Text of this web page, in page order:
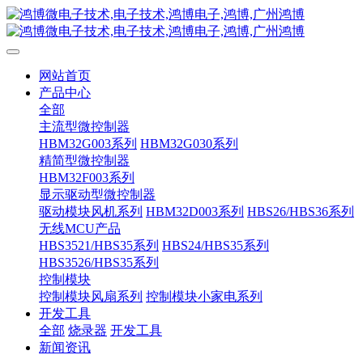
网站首页
产品中心
全部
主流型微控制器
HBM32G003系列 HBM32G030系列
精简型微控制器
HBM32F003系列
显示驱动型微控制器
驱动模块风机系列 HBM32D003系列 HBS26/HBS36系列
无线MCU产品
HBS3521/HBS35系列 HBS24/HBS35系列
HBS3526/HBS35系列
控制模块
控制模块风扇系列 控制模块小家电系列
开发工具
全部 烧录器 开发工具
新闻资讯